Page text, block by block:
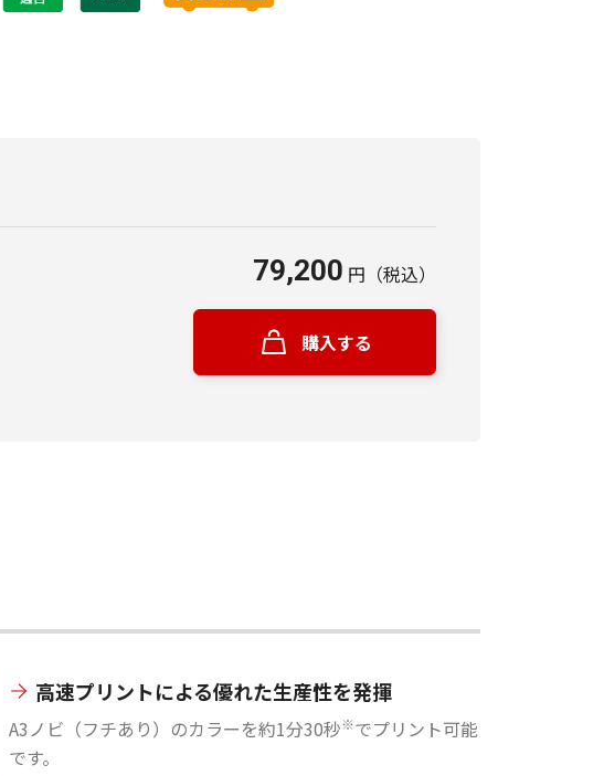
79,200 円 （税込）
購入する
高速プリントによる優れた生産性を発揮
A3ノビ（フチあり）のカラーを約1分30秒※でプリント可能
です。